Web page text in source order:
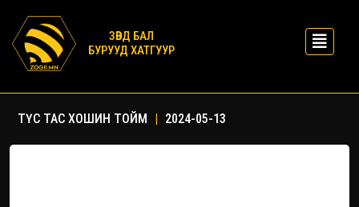
ЗӨВД БАЛ
БУРУУД ХАТГУУР
ТҮС ТАС ХОШИН ТОЙМ | 2024-05-13